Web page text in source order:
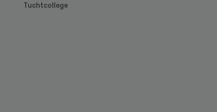
Tuchtcollege